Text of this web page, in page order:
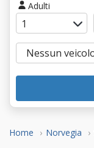
Home Norvegia
Adulti